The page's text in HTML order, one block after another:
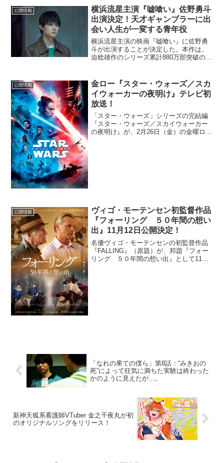
全話一挙放送スペシャル放送予定2020年
12月30日（水）2...
公開情報
横浜流星主演『嘘喰い』佐野勇斗
出演決定！天才ギャンブラーに出
会い人生が一変する青年役
横浜流星主演の映画『嘘喰い』に佐野勇
斗が出演することが決定した。本作は、
迫稔雄作のシリーズ累計880万部突破のギ
夫。主人公の天才ギャンブラー・斑目貘
（まだらめばく）を横浜...
公開情報
金ロー『スター・ウォーズ／スカ
イウォーカーの夜明け』テレビ初
放送！
「スター・ウォーズ」シリーズの完結編
『スター・ウォーズ／スカイウォーカー
の夜明け』が、2月26日（金）の金曜ロー
公開情報
ヴィゴ・モーテンセン初監督作品
『フォーリング ５０年間の想い
出』11月12日公開決定！
名優ヴィゴ・モーテンセンの初監督作品
『FALLING』（原題）が、邦題『フォー
リング ５０年間の想い出』として11月
「なれの果ての僕ら」第8話：“みきおの
死”によって狂気に満ちた実験は終わった
かのように見えたが…。
新神天狐系看護師VTuber 金之千夜丸が初
のオリジナルソングをリリース！